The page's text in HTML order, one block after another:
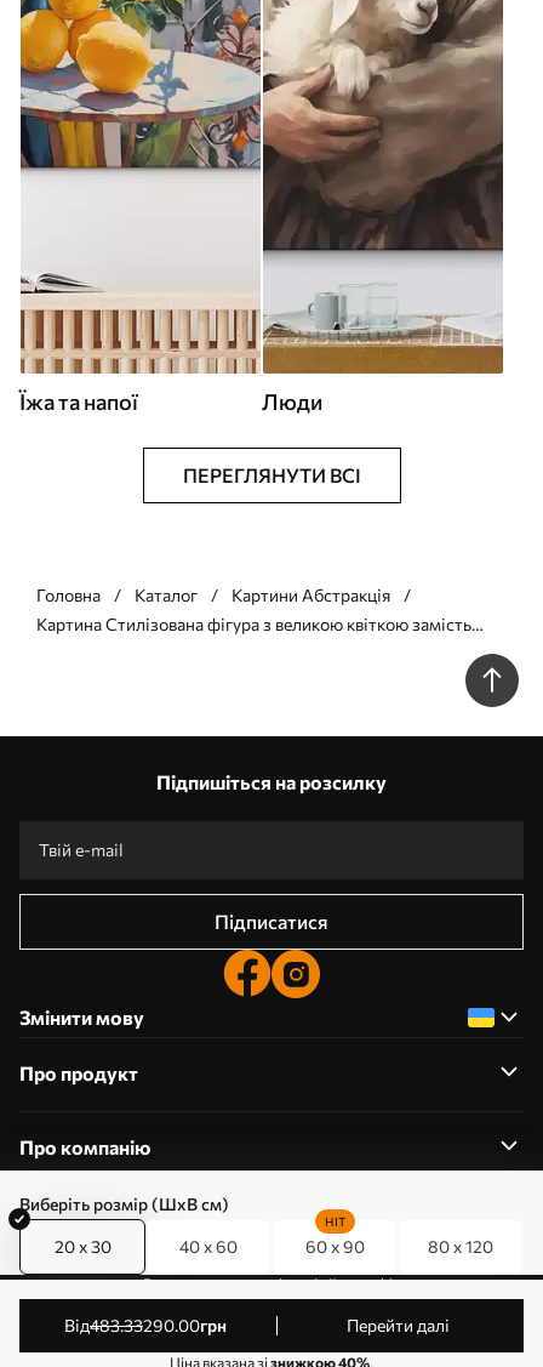
Виберіть розмір (ШхВ см)
20 x 30 40 x 60 60 x 90
HIT
80 x 120
від483.33290.00грн Перейти далі
Ціна вказана зізнижкою 40%.
Їжа та напої Люди
ПЕРЕГЛЯНУТИ ВСІ
Головна Каталог
Картини Абстракція
Картина Стилізована фігура з великою квіткою замість
Підпишіться на розсилку
Підписатися
Змінити мову
Про продукт
Про компанію
0800357223
Редагування дозволів на файли cookie
© 2011-2026 Art-holst. Усі права захищені. Власник:
ТОВ “КЛЄВЄР”. Код ЄДРПОУ: 31780602.